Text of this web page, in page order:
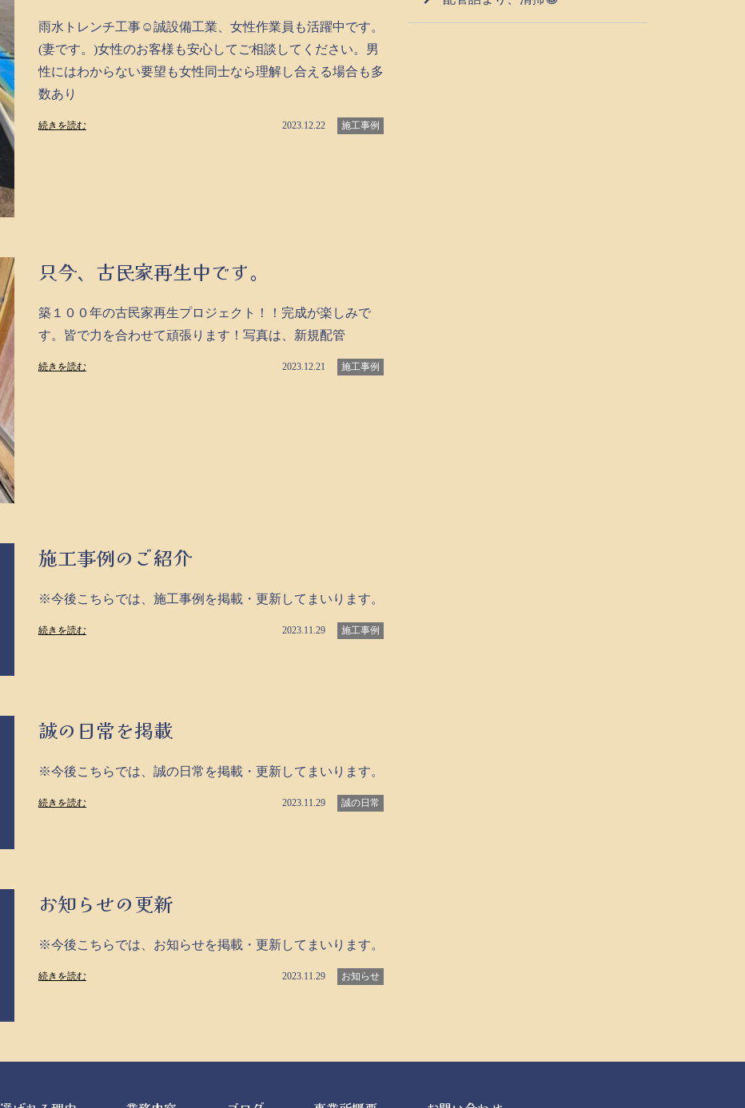
雨水トレンチ工事☺️誠設備工業、女性作業員も活躍中です。
(妻です。)女性のお客様も安心してご相談してください。男
性にはわからない要望も女性同士なら理解し合える場合も多
数あり
続きを読む 2023.12.22 施工事例
只今、古民家再生中です。
築１００年の古民家再生プロジェクト！！完成が楽しみで
す。皆で力を合わせて頑張ります！写真は、新規配管
続きを読む 2023.12.21 施工事例
施工事例のご紹介
※今後こちらでは、施工事例を掲載・更新してまいります。
続きを読む 2023.11.29 施工事例
誠の日常を掲載
※今後こちらでは、誠の日常を掲載・更新してまいります。
続きを読む 2023.11.29 誠の日常
お知らせの更新
※今後こちらでは、お知らせを掲載・更新してまいります。
続きを読む 2023.11.29 お知らせ